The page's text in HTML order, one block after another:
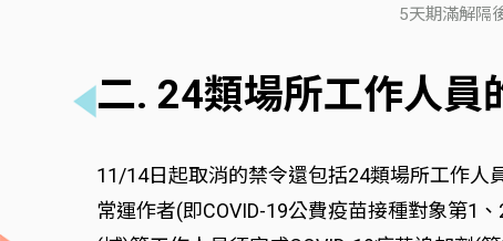
5天期滿解隔
二. 24類場所工作人員
11/14日起取消的禁令還包括24類場所工作人
常運作者(即COVID-19公費疫苗接種對象第1